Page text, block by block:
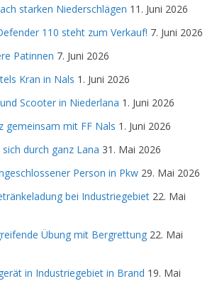
starken Niederschlägen 11. Juni 2026
110 steht zum Verkauf! 7. Juni 2026
Patinnen 7. Juni 2026
Kran in Nals 1. Juni 2026
Scooter in Niederlana 1. Juni 2026
gemeinsam mit FF Nals 1. Juni 2026
durch ganz Lana 31. Mai 2026
Person in Pkw 29. Mai 2026
bei Industriegebiet 22. Mai
Übung mit Bergrettung 22. Mai
in Industriegebiet in Brand 19. Mai